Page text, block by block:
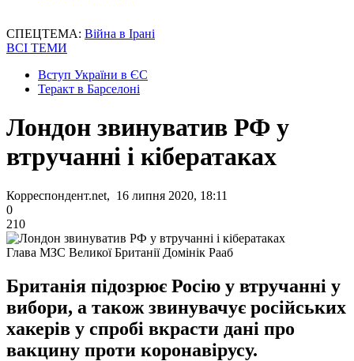
СПЕЦТЕМА: Війна в Ірані
ВСІ ТЕМИ
Вступ України в ЄС
Теракт в Барселоні
Лондон звинуватив РФ у
втручанні і кібератаках
Корреспондент.net, 16 липня 2020, 18:11
0
210
Глава МЗС Великої Британії Домінік Рааб
Британія підозрює Росію у втручанні у
вибори, а також звинувачує російських
хакерів у спробі вкрасти дані про
вакцину проти коронавірусу.